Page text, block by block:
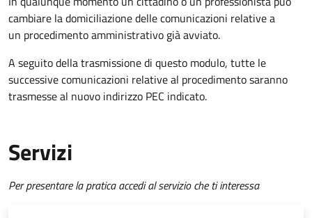
cambiare la domiciliazione delle comunicazioni relative a
un procedimento amministrativo già avviato.
A seguito della trasmissione di questo modulo, tutte le
successive comunicazioni relative al procedimento saranno
trasmesse al nuovo indirizzo PEC indicato.
Servizi
Per presentare la pratica accedi al servizio che ti interessa